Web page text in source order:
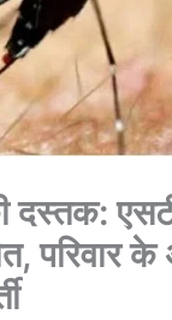
दस्तक:
परिवार